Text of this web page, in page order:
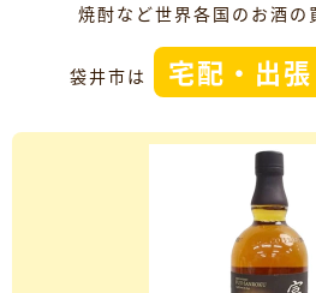
焼酎など世界各国のお酒の
袋井市は 宅配・出張